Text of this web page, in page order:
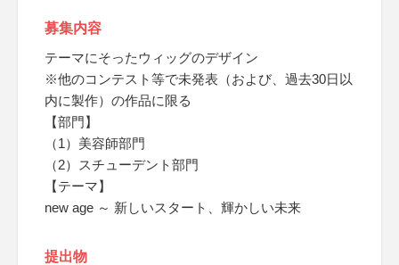
募集内容
テーマにそったウィッグのデザイン
※他のコンテスト等で未発表（および、過去30日以
内に製作）の作品に限る
【部門】
（1）美容師部門
（2）スチューデント部門
【テーマ】
new age ～ 新しいスタート、輝かしい未来
提出物